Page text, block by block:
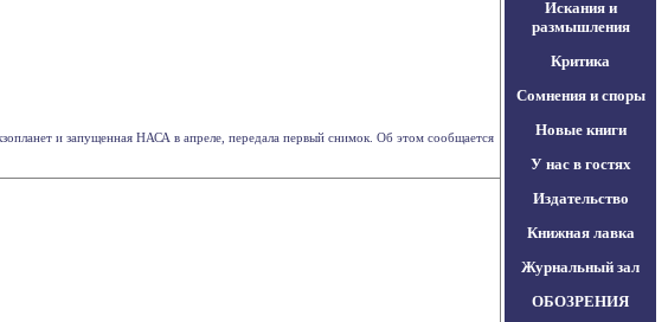
и запущенная НАСА в апреле, передала первый снимок. Об этом сообщается
Искания и
размышления
Критика
Сомнения и споры
Новые книги
У нас в гостях
Издательство
Книжная лавка
Журнальный зал
ОБОЗРЕНИЯ